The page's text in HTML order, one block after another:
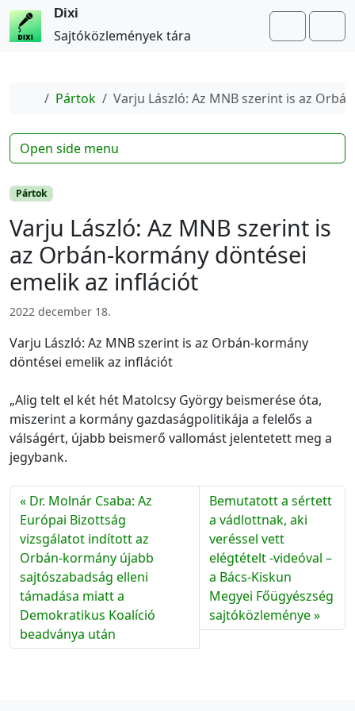
Dixi
Sajtóközlemények tára
Home
Pártok Varju László: Az MNB szerint is az
Pártok
Varju László: Az MNB szerint is
az Orbán-kormány döntései
emelik az inflációt
2022 december 18.
Varju László: Az MNB szerint is az Orbán-kormány
döntései emelik az inflációt
„Alig telt el két hét Matolcsy György beismerése óta,
miszerint a kormány gazdaságpolitikája a felelős a
válságért, újabb beismerő vallomást jelentetett meg a
jegybank.
Dr. Molnár Csaba: Az
Európai Bizottság
vizsgálatot indított az
Orbán-kormány újabb
sajtószabadság elleni
támadása miatt a
Demokratikus Koalíció
beadványa után
Bemutatott a sértett
a vádlottnak, aki
veréssel vett
elégtételt -videóval –
a Bács-Kiskun
Megyei Főügyészség
sajtóközleménye
Open side menu